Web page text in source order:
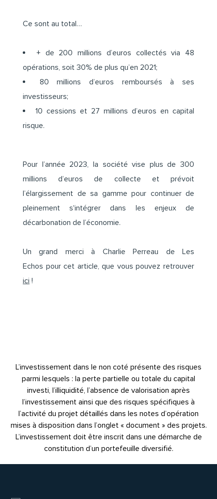
Ce sont au total…
+ de 200 millions d’euros collectés via 48
opérations, soit 30% de plus qu’en 2021;
80 millions d’euros remboursés à ses
investisseurs;
10 cessions et 27 millions d’euros en capital
risque.
Pour l’année 2023, la société vise plus de 300
millions d’euros de collecte et prévoit
l’élargissement de sa gamme pour continuer de
pleinement s'intégrer dans les enjeux de
décarbonation de l’économie.
Un grand merci à Charlie Perreau de Les
Echos pour cet article, que vous pouvez retrouver
ici !
L’investissement dans le non coté présente des risques
parmi lesquels : la perte partielle ou totale du capital
investi, l’illiquidité, l’absence de valorisation après
l’investissement ainsi que des risques spécifiques à
l’activité du projet détaillés dans les notes d’opération
mises à disposition dans l’onglet « document » des projets.
L’investissement doit être inscrit dans une démarche de
constitution d’un portefeuille diversifié.